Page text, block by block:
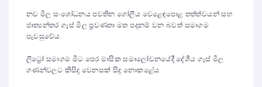
නව මිල සංශෝධනය පවතින ගෝලීය වෙළෙඳපොළ තත්ත්වයන් සහ
ජාත්‍යන්තර ගෑස් මිල ප්‍රවණතා මත පදනම් වන බවත් සමාගම
පැවසුවේය.
ලිට්‍රෝ සමාගම මීට පෙර මාසික සමාලෝචනයේදී දේශීය ගෑස් මිල
ගණන්වලට කිසිදු වෙනසක් සිදු නොකළේය.